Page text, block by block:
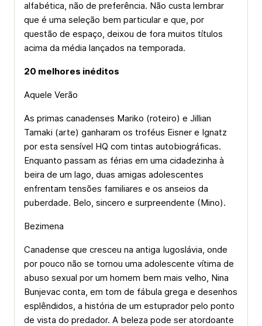
alfabética, não de preferência. Não custa lembrar
que é uma seleção bem particular e que, por
questão de espaço, deixou de fora muitos títulos
acima da média lançados na temporada.
20 melhores inéditos
Aquele Verão
As primas canadenses Mariko (roteiro) e Jillian
Tamaki (arte) ganharam os troféus Eisner e Ignatz
por esta sensível HQ com tintas autobiográficas.
Enquanto passam as férias em uma cidadezinha à
beira de um lago, duas amigas adolescentes
enfrentam tensões familiares e os anseios da
puberdade. Belo, sincero e surpreendente (Mino).
Bezimena
Canadense que cresceu na antiga Iugoslávia, onde
por pouco não se tornou uma adolescente vítima de
abuso sexual por um homem bem mais velho, Nina
Bunjevac conta, em tom de fábula grega e desenhos
esplêndidos, a história de um estuprador pelo ponto
de vista do predador. A beleza pode ser atordoante